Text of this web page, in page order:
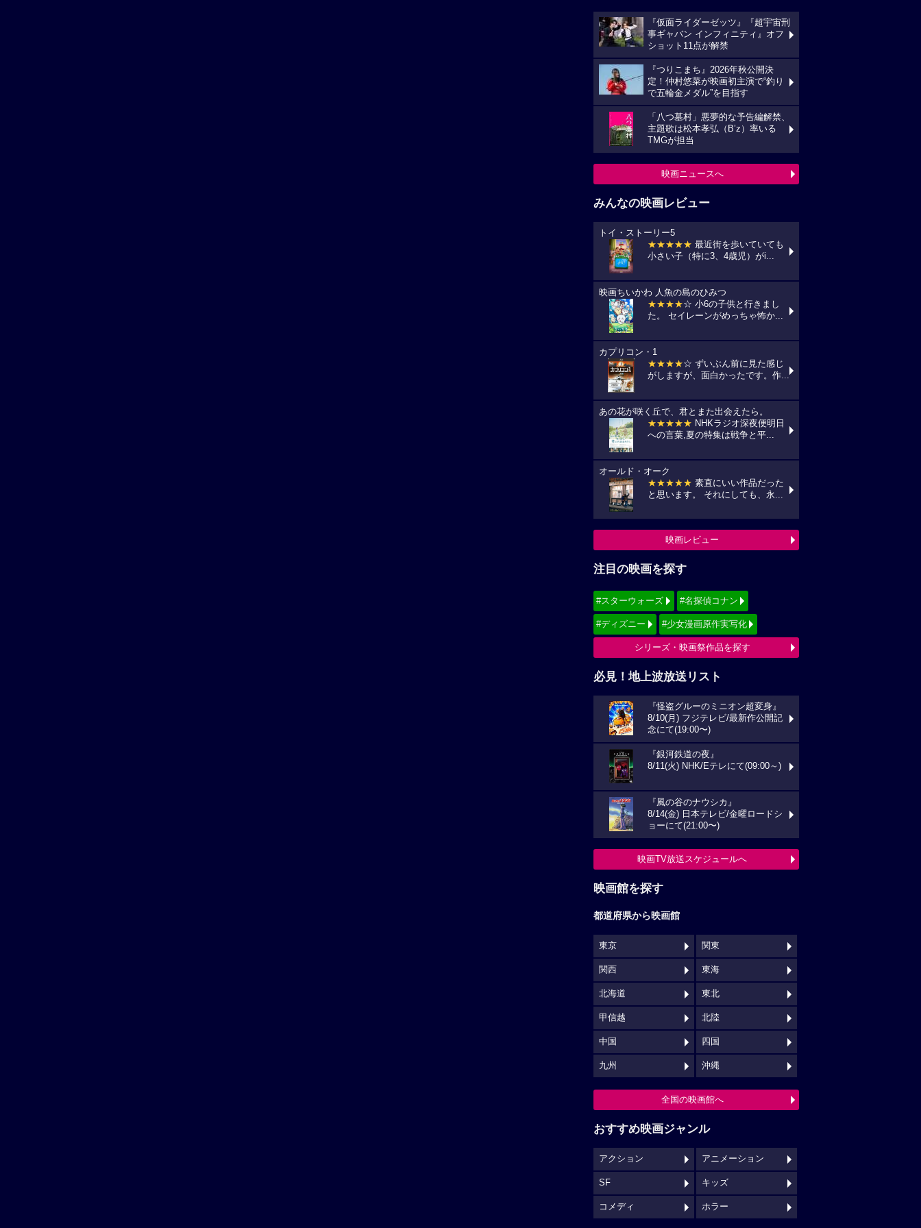
『仮面ライダーゼッツ』『超宇宙刑
事ギャバン インフィニティ』オフ
ショット11点が解禁
『つりこまち』2026年秋公開決
定！仲村悠菜が映画初主演で“釣り
で五輪金メダル”を目指す
「八つ墓村」悪夢的な予告編解禁、
主題歌は松本孝弘（B’z）率いる
TMGが担当
映画ニュースへ
みんなの映画レビュー
トイ・ストーリー5
★★★★★ 最近街を歩いていても
小さい子（特に3、4歳児）がi...
映画ちいかわ 人魚の島のひみつ
★★★★☆ 小6の子供と行きまし
た。 セイレーンがめっちゃ怖か...
カプリコン・1
★★★★☆ ずいぶん前に見た感じ
がしますが、面白かったです。作...
あの花が咲く丘で、君とまた出会えたら。
★★★★★ NHKラジオ深夜便明日
への言葉,夏の特集は戦争と平...
オールド・オーク
★★★★★ 素直にいい作品だった
と思います。 それにしても、永...
映画レビュー
注目の映画を探す
#スターウォーズ #名探偵コナン
#ディズニー #少女漫画原作実写化
シリーズ・映画祭作品を探す
必見！地上波放送リスト
『怪盗グルーのミニオン超変身』
8/10(月) フジテレビ/最新作公開記
念にて(19:00〜)
『銀河鉄道の夜』
8/11(火) NHK/Eテレにて(09:00～)
『風の谷のナウシカ』
8/14(金) 日本テレビ/金曜ロードシ
ョーにて(21:00〜)
映画TV放送スケジュールへ
映画館を探す
都道府県から映画館
東京 関東
関西 東海
北海道 東北
甲信越 北陸
中国 四国
九州 沖縄
全国の映画館へ
おすすめ映画ジャンル
アクション アニメーション
SF キッズ
コメディ ホラー